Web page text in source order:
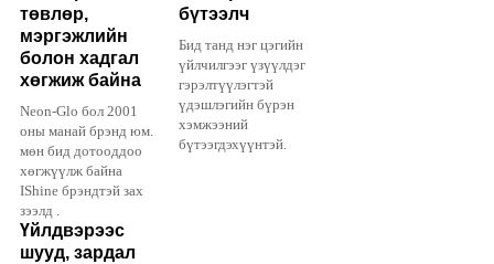
төвлөр,
мэргэжлийн
болон хадгал
хөгжиж байна
Neon-Glo бол 2001
оны манай брэнд юм.
мөн бид дотооддоо
хөгжүүлж байна
IShine брэндтэй зах
зээлд .
бүтээлч
Бид танд нэг цэгийн
үйлчилгээг үзүүлдэг
гэрэлтүүлэгтэй
үдэшлэгийн бүрэн
хэмжээний
бүтээгдэхүүнтэй.
Үйлдвэрээс
шууд, зардал